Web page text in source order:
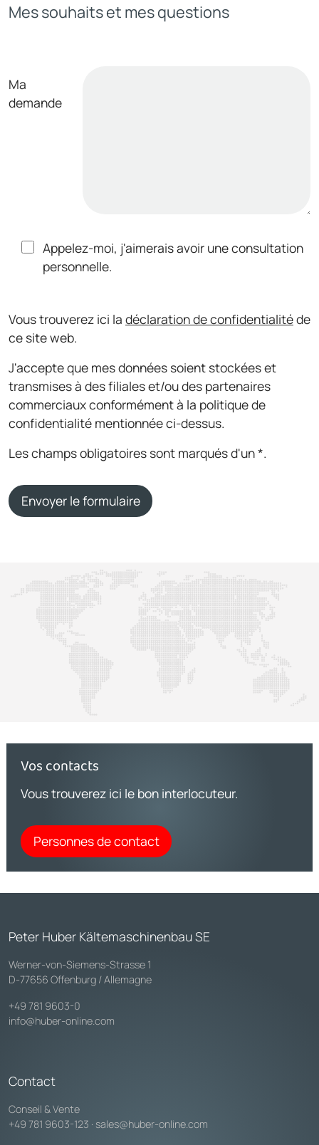
Mes souhaits et mes questions
Ma
demande
Appelez-moi, j'aimerais avoir une consultation
personnelle.
Vous trouverez ici la déclaration de confidentialitéde
ce site web.
J'accepte que mes données soient stockées et
transmises à des filiales et/ou des partenaires
commerciaux conformément à la politique de
confidentialité mentionnée ci-dessus.
Les champs obligatoires sont marqués d'un *.
Envoyer le formulaire
Vos contacts
Vous trouverez ici le bon interlocuteur.
Personnes de contact
Peter Huber Kältemaschinenbau SE
Werner-von-Siemens-Strasse 1
D-77656 Offenburg / Allemagne
+49 781 9603-0
info@huber-online.com
Contact
Conseil & Vente
+49 781 9603-123 · sales@huber-online.com